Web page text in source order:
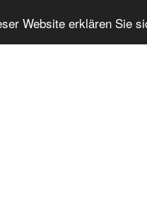
Website erklären Sie